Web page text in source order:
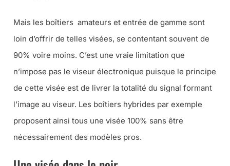
Mais les boîtiers amateurs et entrée de gamme sont
loin d’offrir de telles visées, se contentant souvent de
90% voire moins. C’est une vraie limitation que
n’impose pas le viseur électronique puisque le principe
de cette visée est de livrer la totalité du signal formant
l’image au viseur. Les boîtiers hybrides par exemple
proposent ainsi tous une visée 100% sans être
nécessairement des modèles pros.